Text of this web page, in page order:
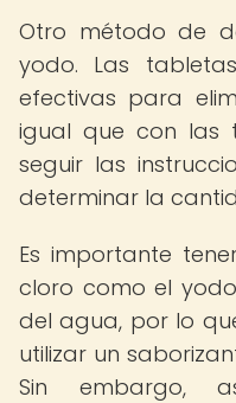
Otro método de
yodo. Las
efectivas para
igual que con las
seguir las
determinar la
Es importante
cloro como el
del agua, por lo
utilizar un
Sin embargo,